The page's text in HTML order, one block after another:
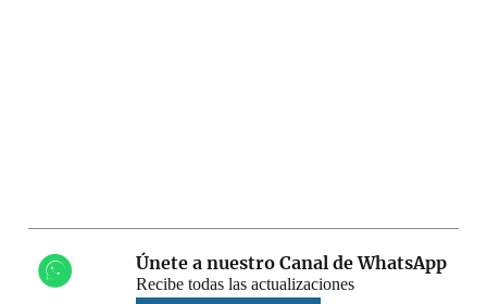
Únete a nuestro Canal de WhatsApp
Recibe todas las actualizaciones